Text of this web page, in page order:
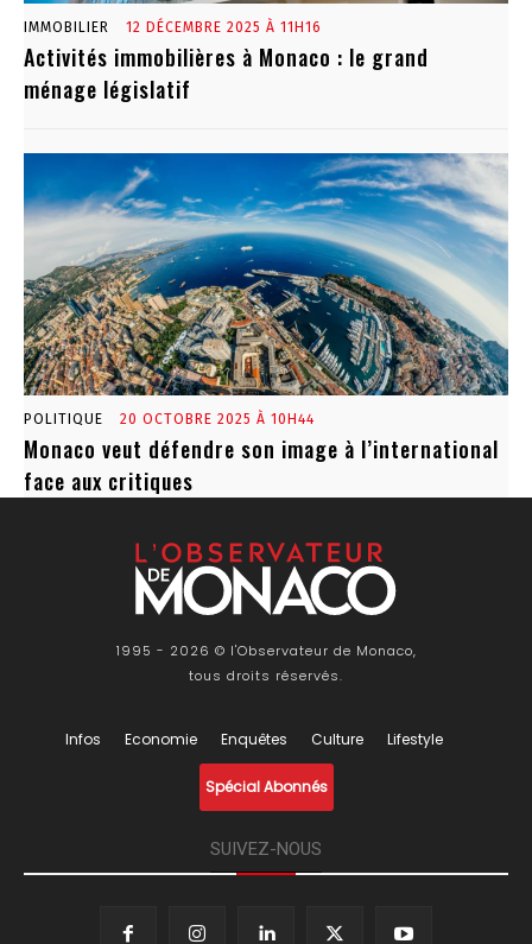
IMMOBILIER 12 DÉCEMBRE 2025 À 11H16
Activités immobilières à Monaco : le grand
ménage législatif
POLITIQUE 20 OCTOBRE 2025 À 10H44
Monaco veut défendre son image à l’international
face aux critiques
1995 - 2026 © l'Observateur de Monaco,
tous droits réservés.
Infos Economie Enquêtes Culture Lifestyle
Spécial Abonnés
SUIVEZ-NOUS